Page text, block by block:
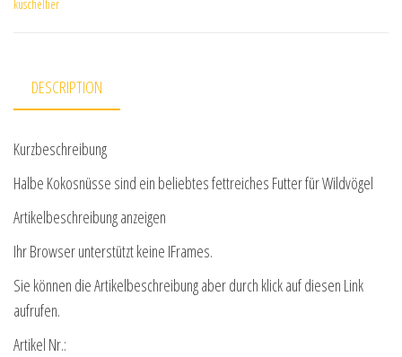
kuscheltier
DESCRIPTION
Kurzbeschreibung
Halbe Kokosnüsse sind ein beliebtes fettreiches Futter für Wildvögel
Artikelbeschreibung anzeigen
Ihr Browser unterstützt keine IFrames.
Sie können die Artikelbeschreibung aber durch klick auf diesen Link
aufrufen.
Artikel Nr.: